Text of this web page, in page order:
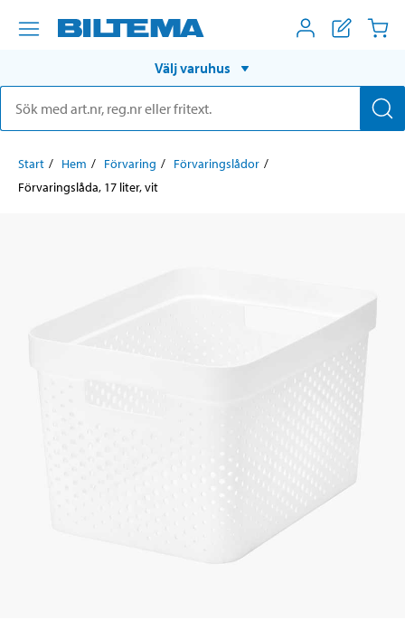
Välj varuhus
Start Hem Förvaring
Förvaringslådor
Förvaringslåda, 17 liter, vit